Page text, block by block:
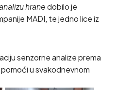
hranedobilo je
MADI, te jedno lice iz
senzorne analize prema
u svakodnevnom